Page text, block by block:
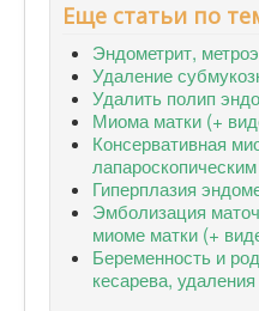
Еще статьи по
Эндометрит,
Удаление
Удалить полип
Миома матки (+
Консервативная
Гиперплазия
Эмболизация
миоме матки (+
Беременность и
кесарева,